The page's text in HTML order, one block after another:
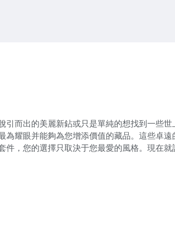
引而出的美麗新鉆或只是單純的想找到一些
為耀眼并能夠為您增添價值的藏品。這些卓
，您的選擇只取決于您最愛的風格。現在